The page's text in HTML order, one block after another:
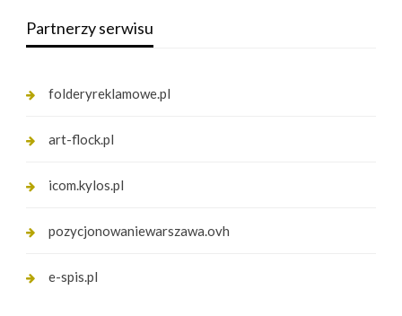
Partnerzy serwisu
folderyreklamowe.pl
art-flock.pl
icom.kylos.pl
pozycjonowaniewarszawa.ovh
e-spis.pl